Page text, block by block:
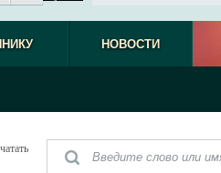
НОВОСТИ